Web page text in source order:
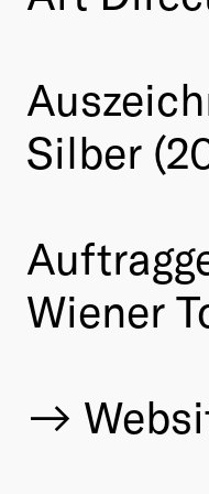
Silber
Wiener